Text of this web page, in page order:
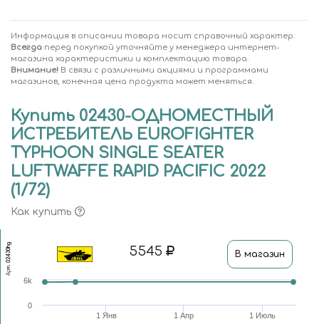
Информация в описании товара носит справочный характер.
Всегда перед покупкой уточняйте у менеджера интернет-
магазина характеристики и комплектацию товара.
Внимание! В связи с различными акциями и программами
магазинов, конечная цена продукта может меняться.
Купить 02430-ОДНОМЕСТНЫЙ
ИСТРЕБИТЕЛЬ EUROFIGHTER
TYPHOON SINGLE SEATER
LUFTWAFFE RAPID PACIFIC 2022
(1/72)
Как купить
Арт.
02430hg 5545 В магазин
1 Янв 1 Апр 1 Июль
0
6k